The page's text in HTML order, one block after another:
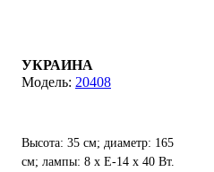
УКРАИНА
20408
Высота: 35 см; диаметр: 165
см; лампы: 8 х Е-14 х 40 Вт.